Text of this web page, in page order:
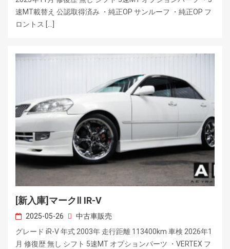
速MT載替え 公認取得済み ・純正OP サンルーフ ・純正OP フ
ロントス […]
[新入庫]マークⅡ IR-V
2025-05-26
中古車販売
グレード iR-V 年式 2003年 走行距離 113400km 車検 2026年1
月 修復歴 無し シフト 5速MT オプションパーツ ・VERTEX フ